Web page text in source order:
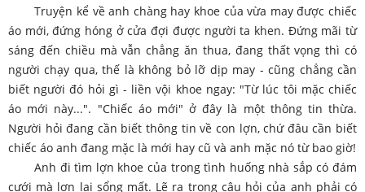
Truyện kể về anh chàng hay khoe của vừa may được chiếc
áo mới, đứng hóng ở cửa đợi được người ta khen. Đứng mãi từ
sáng đến chiều mà vẫn chẳng ăn thua, đang thất vọng thì có
người chạy qua, thế là không bỏ lỡ dịp may - cũng chẳng cần
biết người đó hỏi gì - liền vội khoe ngay: "Từ lúc tôi mặc chiếc
áo mới này...". "Chiếc áo mới" ở đây là một thông tin thừa.
Người hỏi đang cần biết thông tin về con lợn, chứ đâu cần biết
chiếc áo anh đang mặc là mới hay cũ và anh mặc nó từ bao giờ!
Anh đi tìm lợn khoe của trong tình huống nhà sắp có đám
cưới mà lợn lại sổng mất. Lẽ ra trong câu hỏi của anh phải có